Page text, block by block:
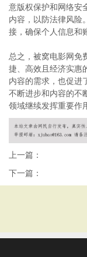
意版权保护和网络安
内容，以防法律风险
接，确保个人信息和
总之，被窝电影网免
捷、高效且经济实惠
内容的需求，也促进
不断进步和内容的不
领域继续发挥重要作
上一篇：
下一篇：